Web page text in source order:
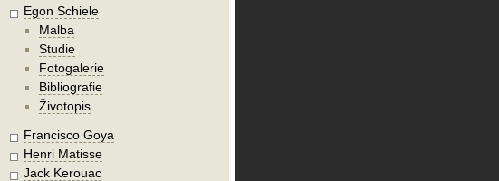
Egon Schiele
Malba
Studie
Fotogalerie
Bibliografie
Životopis
Francisco Goya
Henri Matisse
Jack Kerouac